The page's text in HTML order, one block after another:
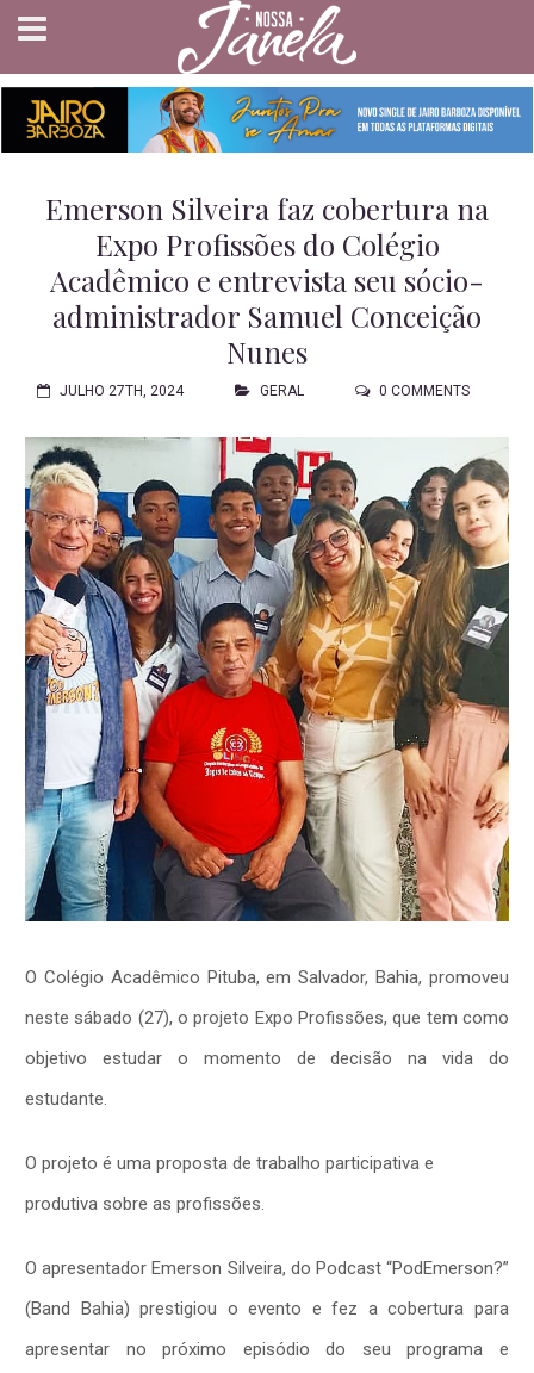
Emerson Silveira faz cobertura na
Expo Profissões do Colégio
Acadêmico e entrevista seu sócio-
administrador Samuel Conceição
Nunes
JULHO 27TH, 2024 GERAL 0 COMMENTS
O Colégio Acadêmico Pituba, em Salvador, Bahia, promoveu
neste sábado (27), o projeto Expo Profissões, que tem como
objetivo estudar o momento de decisão na vida do
estudante.
O projeto é uma proposta de trabalho participativa e
produtiva sobre as profissões.
O apresentador Emerson Silveira, do Podcast “PodEmerson?”
(Band Bahia) prestigiou o evento e fez a cobertura para
apresentar no próximo episódio do seu programa e